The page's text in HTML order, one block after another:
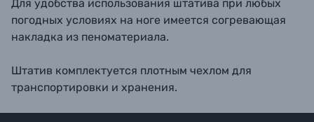
Для удобства использования штатива при любых
погодных условиях на ноге имеется согревающая
накладка из пеноматериала.
Штатив комплектуется плотным чехлом для
транспортировки и хранения.